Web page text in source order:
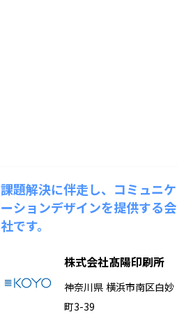
課題解決に伴走し、コミュニケ
ーションデザインを提供する会
社です。
株式会社髙陽印刷所
神奈川県 横浜市南区白妙
町3-39